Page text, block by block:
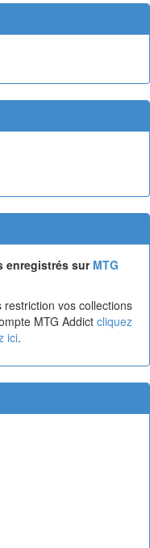
enregistrés sur MTG
vos collections
MTG Addict cliquez
ici.